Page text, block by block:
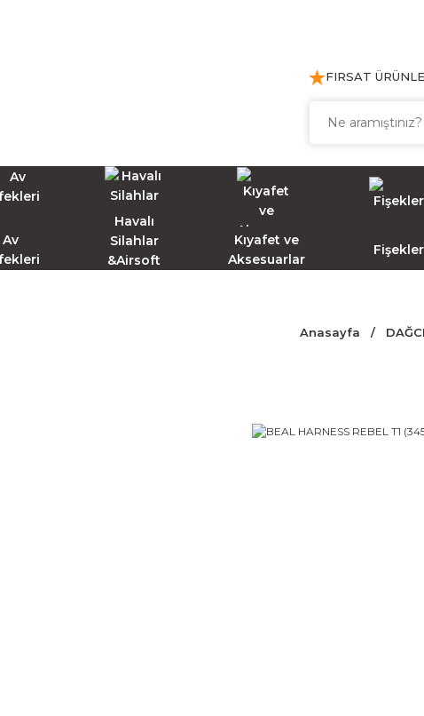
FIRSAT
Av
Havalı
Silahlar
&Airsoft
Kıyafet ve
Aksesuarlar
Fişekler
Anasayfa